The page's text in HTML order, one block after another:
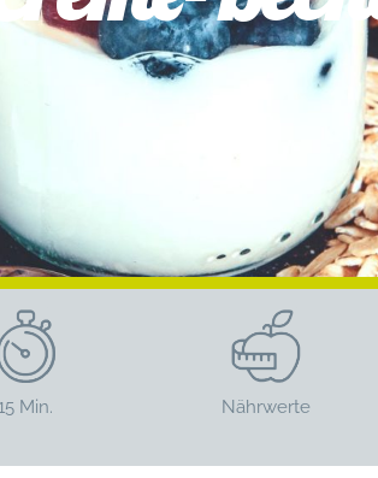
Min. Nährwerte